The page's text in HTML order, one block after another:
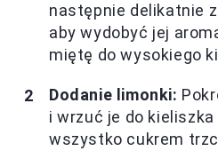
następnie delikatnie
aby wydobyć jej
miętę do wysokiego
Dodanie limonki:
i wrzuć je do
wszystko cukrem